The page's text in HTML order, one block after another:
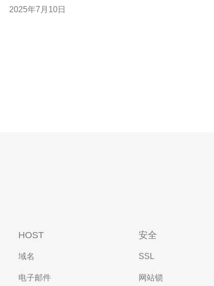
良好的技术支持等。通过选择台湾VPS，您可以更好地服
2025年7月10日
HOST
域名
电子邮件
安全
SSL
网站锁